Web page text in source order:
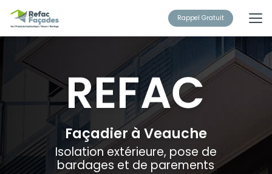
au
contenu
principal
Rappel Gratuit
Façadier à Veauche
Isolation extérieure, pose de
bardages et de parements